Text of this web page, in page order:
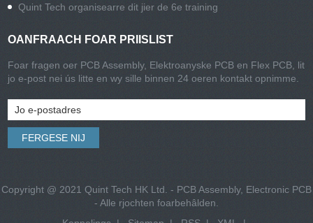
Quint Tech organisearre dit jier de 6e training
OANFRAACH FOAR PRIISLIST
Foar fragen oer PCB Assembly, Elektroanyske PCB en Flex PCB, lit
jo e-post nei ús litte en wy sille binnen 24 oeren kontakt opnimme.
Copyright @ 2021 Quint Tech HK Ltd. - PCB Assembly, Electronic PCB
- Alle rjochten foarbehâlden.